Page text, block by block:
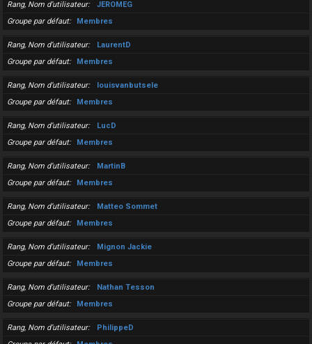
Rang, Nom d’utilisateur
JEROMEG
Groupe par défaut
Membres
Rang, Nom d’utilisateur
LaurentD
Groupe par défaut
Membres
Rang, Nom d’utilisateur
louisvanbutsele
Groupe par défaut
Membres
Rang, Nom d’utilisateur
LucD
Groupe par défaut
Membres
Rang, Nom d’utilisateur
MartinB
Groupe par défaut
Membres
Rang, Nom d’utilisateur
Matteo Sommet
Groupe par défaut
Membres
Rang, Nom d’utilisateur
Mignon Jackie
Groupe par défaut
Membres
Rang, Nom d’utilisateur
Nathan Tesson
Groupe par défaut
Membres
Rang, Nom d’utilisateur
PhilippeD